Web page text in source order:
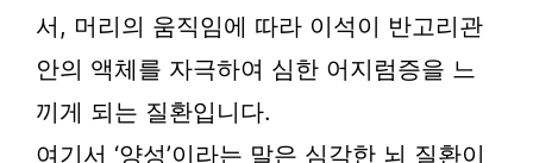
서, 머리의 움직임에 따라 이석이 반고리관
안의 액체를 자극하여 심한 어지럼증을 느
끼게 되는 질환입니다.
여기서 ‘양성’이라는 말은 심각한 뇌 질환이